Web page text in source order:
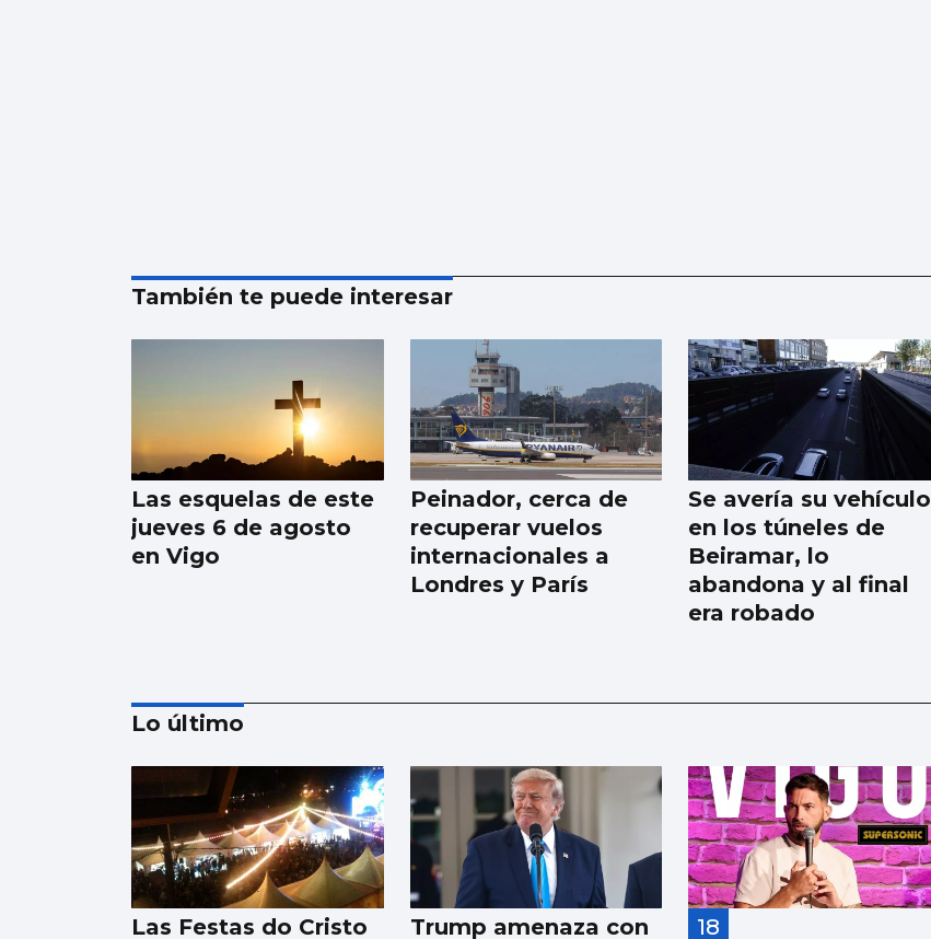
También te puede interesar
Las esquelas de este
jueves 6 de agosto
en Vigo
Peinador, cerca de
recuperar vuelos
internacionales a
Londres y París
Se avería su vehículo
en los túneles de
Beiramar, lo
abandona y al final
era robado
Nuevas colas en
Castrelos por una
entrada para Iván
Ferreiro
Lo último
Las Festas do Cristo
Trump amenaza con
18